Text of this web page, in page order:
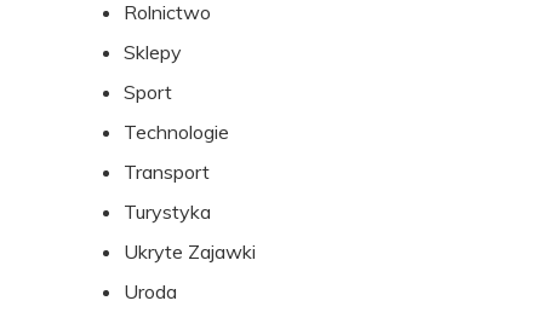
Rolnictwo
Sklepy
Sport
Technologie
Transport
Turystyka
Ukryte Zajawki
Uroda